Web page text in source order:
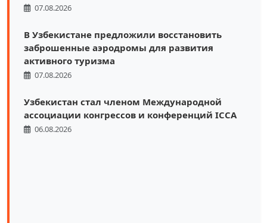
07.08.2026
В Узбекистане предложили восстановить
заброшенные аэродромы для развития
активного туризма
07.08.2026
Узбекистан стал членом Международной
ассоциации конгрессов и конференций ICCA
06.08.2026